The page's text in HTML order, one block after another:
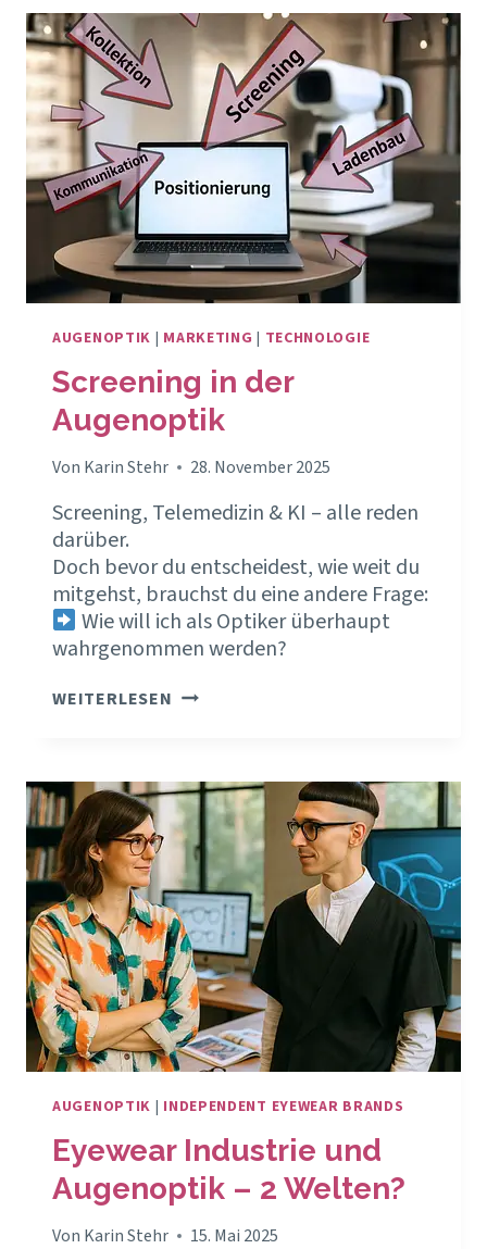
FÜR
UNENTSCHLOSSENE
AUGENOPTIK | MARKETING | TECHNOLOGIE
Screening in der
Augenoptik
Von Karin Stehr 28. November 2025
Screening, Telemedizin & KI – alle reden
darüber.
Doch bevor du entscheidest, wie weit du
mitgehst, brauchst du eine andere Frage:
Wie will ich als Optiker überhaupt
wahrgenommen werden?
WEITERLESEN SCREENING
AUGENOPTIK | INDEPENDENT EYEWEAR BRANDS
Eyewear Industrie und
Augenoptik – 2 Welten?
Von Karin Stehr 15. Mai 2025